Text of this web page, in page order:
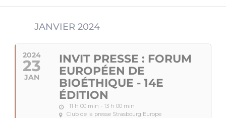
JANVIER 2024
2024
23
JAN
INVIT PRESSE : FORUM
EUROPÉEN DE
BIOÉTHIQUE - 14E
ÉDITION
11 h 00 min - 13 h 00 min
Club de la presse Strasbourg Europe